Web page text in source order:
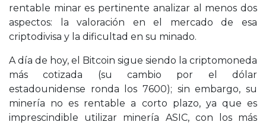
rentable minar es pertinente analizar al menos dos
aspectos: la valoración en el mercado de esa
criptodivisa y la dificultad en su minado.
A día de hoy, el Bitcoin sigue siendo la criptomoneda
más cotizada (su cambio por el dólar
estadounidense ronda los 7600); sin embargo, su
minería no es rentable a corto plazo, ya que es
imprescindible utilizar minería ASIC, con los más